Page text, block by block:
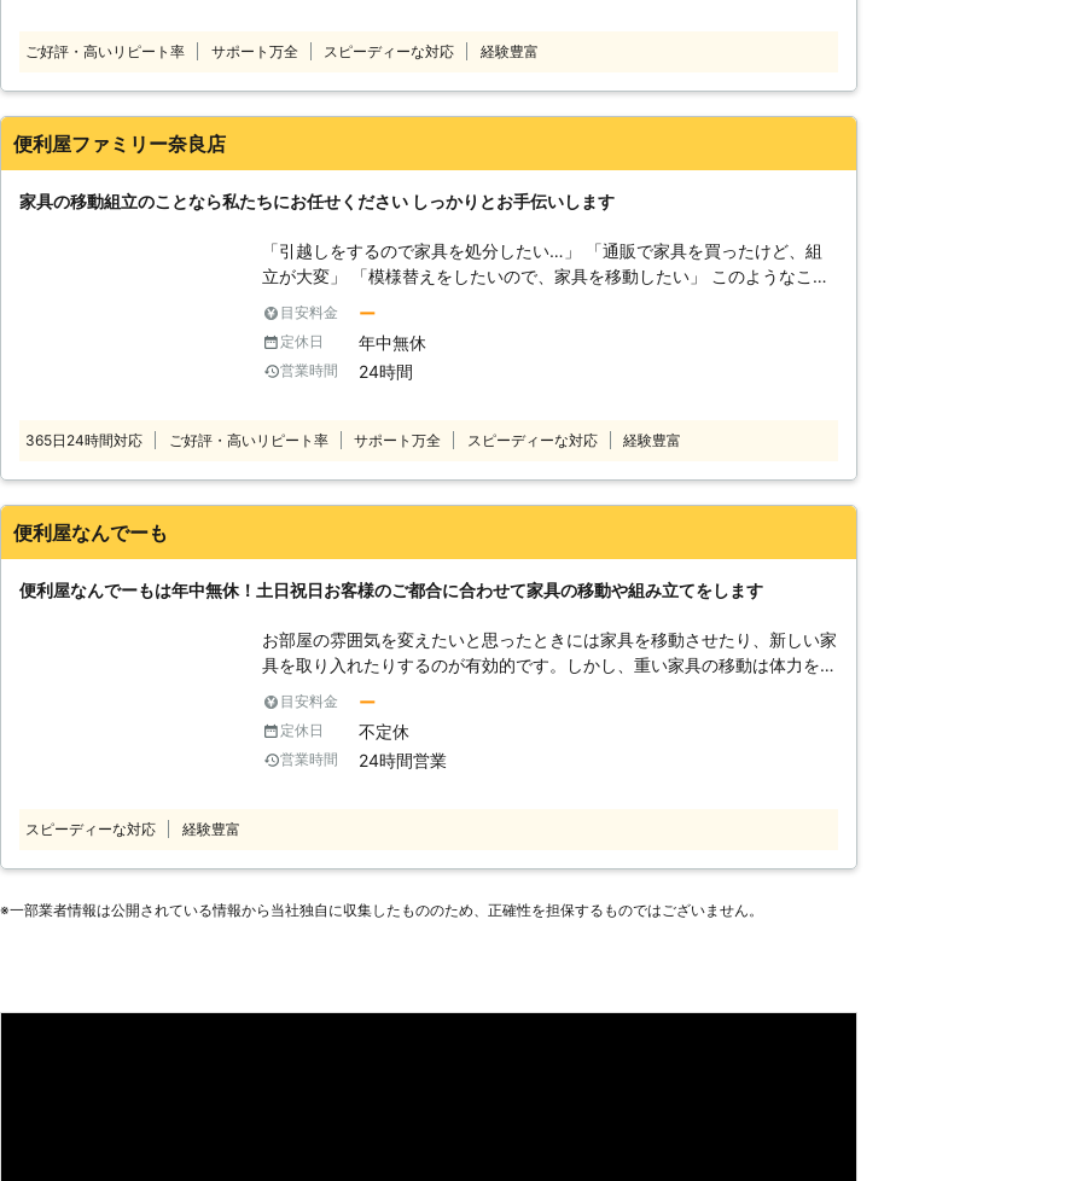
サービスを提供いたします。
ご好評・高いリピート率 サポート万全 スピーディーな対応 経験豊富
便利屋ファミリー奈良店
家具の移動組立のことなら私たちにお任せください しっかりとお手伝いします
「引越しをするので家具を処分したい…」 「通販で家具を買ったけど、組
立が大変」 「模様替えをしたいので、家具を移動したい」 このようなこと
でお困りのお客様はおりませんか？ 私たち便利屋ファミリーでは、家具の
移動や組立にしっかりと対応し、お客様のお手伝いをしております。 家具
を一人で組立や移動を行うのは、大変です。難しい家具の組立だと、間違え
れば破損にもつながってしまうこともあります。 無理して行えば、いらぬ
く弊社をご利用ください。 弊社には、家具の移動・組立のベテランが在籍
しております。
目安料金 ー
定休日 年中無休
営業時間 24時間
365日24時間対応 ご好評・高いリピート率 サポート万全 スピーディーな対応 経験豊富
便利屋なんでーも
便利屋なんでーもは年中無休！土日祝日お客様のご都合に合わせて家具の移動や組み立てをします
お部屋の雰囲気を変えたいと思ったときには家具を移動させたり、新しい家
具を取り入れたりするのが有効的です。しかし、重い家具の移動は体力を使
いますしなかなか大変ですよね。また、家具の組み立ても説明書を見ながら
少しずつおこなっていくため、時間がかかりますし結構面倒なものです。
もし皆さんの中に家具の移動や組み立てのことでお困りの方がいらっしゃれ
ば、ぜひ便利屋なんでーもを頼ってください。社名の通り、皆さまのお困り
お伺いすることもできますのでいつでもご連絡ください。 また、「営業時
可能な限り柔軟に対応させていただきますので、ご相談ください。 【1時間
み立てなど、作業内容で料金が変わることはありません。 また、追加料金
目安料金 ー
定休日 不定休
営業時間 24時間営業
スピーディーな対応 経験豊富
※⼀部業者情報は公開されている情報から当社独⾃に収集したもののため、正確性を担保するものではございません。